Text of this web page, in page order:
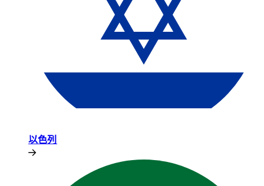
以色列​​